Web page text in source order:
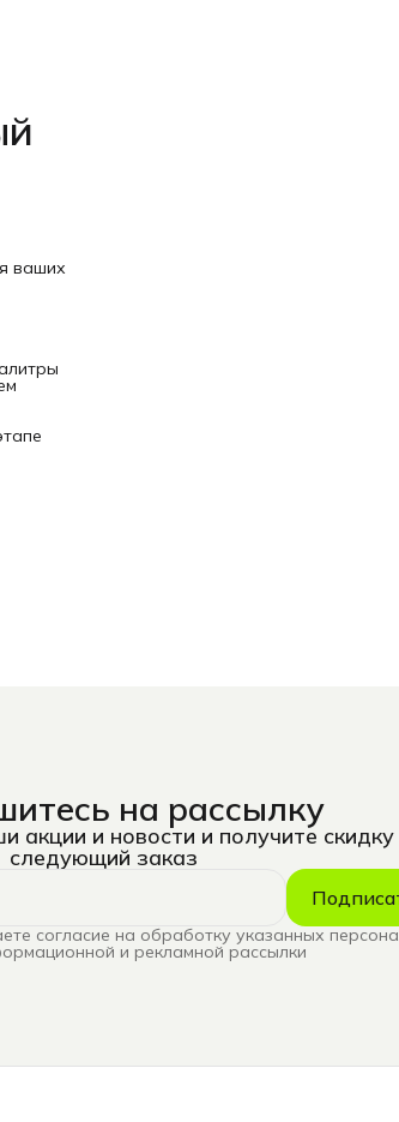
ваших
на рассылку
акции и новости и получите скидку
следующий заказ
согласие на обработку указанных
и рекламной рассылки